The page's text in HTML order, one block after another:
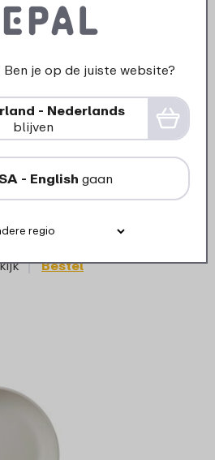
Nordic white
8
Bestel
›
je op de juiste website?
- Nederlands
blijven
- English gaan